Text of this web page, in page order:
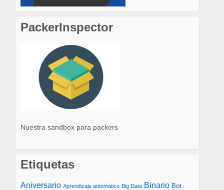
PackerInspector
Nuestra sandbox para packers
Etiquetas
Aniversario Aprendizaje automático Big Data Binario Bot